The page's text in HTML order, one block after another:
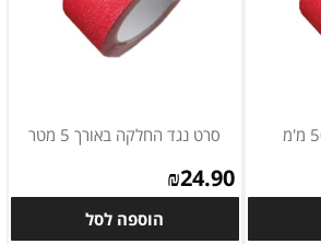
סרט נגד החלקה באורך 5 מטר
₪24.90
הוספה לסל